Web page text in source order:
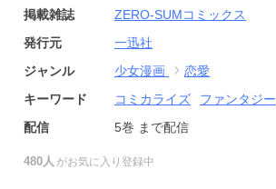
掲載雑誌
ZERO-SUMコミックス
発行元
一迅社
ジャンル
少女漫画
恋愛
キーワード
コミカライズ
ファンタジー
配信
5巻 まで配信
480人 がお気に入り登録中